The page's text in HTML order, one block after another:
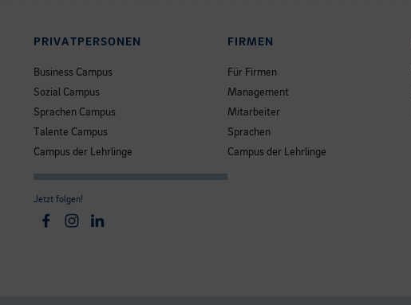
PRIVATPERSONEN
Business Campus
Sozial Campus
Sprachen Campus
Talente Campus
Campus der Lehrlinge
Jetzt folgen!
Facebook
Instagram
Linkedin
FIRMEN
Für Firmen
Management
Mitarbeiter
Sprachen
Campus der Lehrlinge